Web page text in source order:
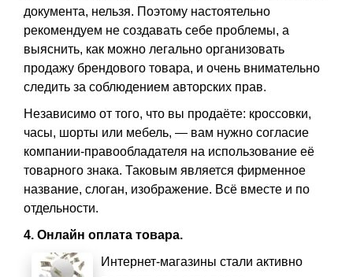
документа, нельзя. Поэтому настоятельно
рекомендуем не создавать себе проблемы, а
выяснить, как можно легально организовать
продажу брендового товара, и очень внимательно
следить за соблюдением авторских прав.
Независимо от того, что вы продаёте: кроссовки,
часы, шорты или мебель, — вам нужно согласие
компании-правообладателя на использование её
товарного знака. Таковым является фирменное
название, слоган, изображение. Всё вместе и по
отдельности.
4. Онлайн оплата товара.
Интернет-магазины стали активно